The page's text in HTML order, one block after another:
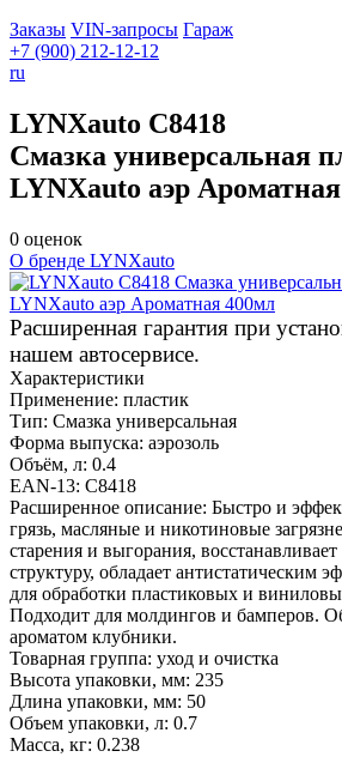
Заказы VIN-запросы Гараж
+7 (900) 212-12-12
ru
LYNXauto C8418
Смазка универсальная
LYNXauto аэр
0 оценок
О бренде LYNXauto
Расширенная гарантия при
нашем автосервисе.
Характеристики
Применение: пластик
Тип: Смазка универсальная
Форма выпуска: аэрозоль
Объём, л: 0.4
EAN-13: C8418
Расширенное описание: Быстро и
грязь, масляные и никотиновые
старения и выгорания,
структуру, обладает антистатическим
для обработки пластиковых и
Подходит для молдингов и бамперов.
ароматом клубники.
Товарная группа: уход и очистка
Высота упаковки, мм: 235
Длина упаковки, мм: 50
Объем упаковки, л: 0.7
Масса, кг: 0.238